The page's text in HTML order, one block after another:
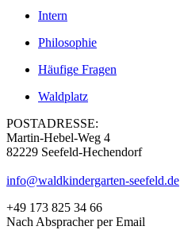
Intern
Philosophie
Häufige Fragen
Waldplatz
POSTADRESSE:
Martin-Hebel-Weg 4
82229 Seefeld-Hechendorf
info@waldkindergarten-seefeld.de
+49 173 825 34 66
Nach Abspracher per Email